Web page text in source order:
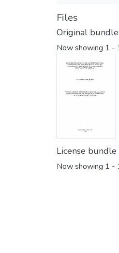
Files
Original bundle
Now showing 1 -
License bundle
Now showing 1 -